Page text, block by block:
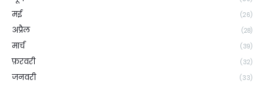
मई (26)
अप्रैल (28)
मार्च (39)
फ़रवरी (32)
जनवरी (33)